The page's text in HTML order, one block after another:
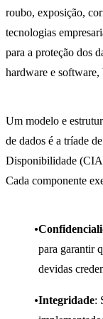
roubo, exposição,
tecnologias
para a proteção dos
hardware e software,
Um modelo e
de dados é a tríade
Disponibilidade
Cada componente
para garantir
devidas
Integridade: